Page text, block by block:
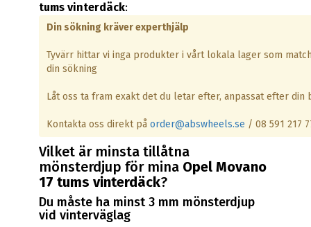
tums vinterdäck:
Din sökning kräver experthjälp
Tyvärr hittar vi inga produkter i vårt lokala lager som
din sökning
Låt oss ta fram exakt det du letar efter, anpassat efter din
Kontakta oss direkt på order@abswheels.se / 08 591 217
Vilket är minsta tillåtna
mönsterdjup för mina Opel Movano
17 tums vinterdäck?
Du måste ha minst 3 mm mönsterdjup
vid vinterväglag